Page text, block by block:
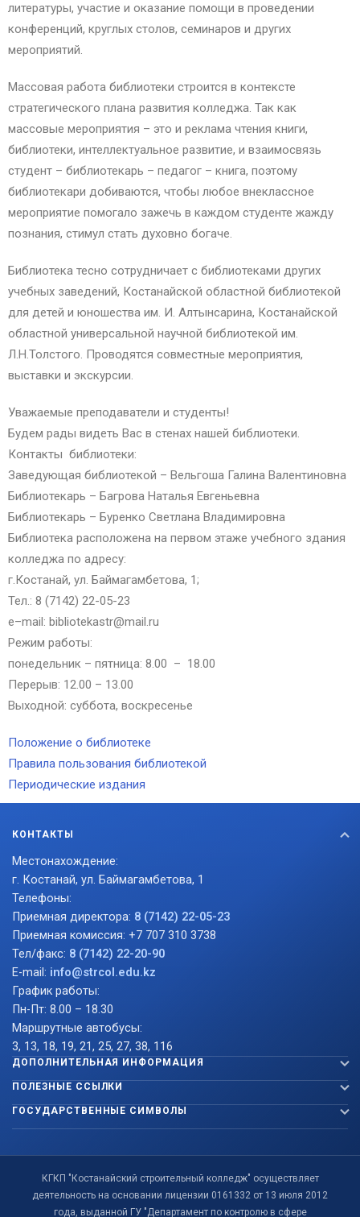
литературы, участие и оказание помощи в проведении
конференций, круглых столов, семинаров и других
мероприятий.
Массовая работа библиотеки строится в контексте
стратегического плана развития колледжа. Так как
массовые мероприятия – это и реклама чтения книги,
библиотеки, интеллектуальное развитие, и взаимосвязь
студент – библиотекарь – педагог – книга, поэтому
библиотекари добиваются, чтобы любое внеклассное
мероприятие помогало зажечь в каждом студенте жажду
познания, стимул стать духовно богаче.
Библиотека тесно сотрудничает с библиотеками других
учебных заведений, Костанайской областной библиотекой
для детей и юношества им. И. Алтынсарина, Костанайской
областной универсальной научной библиотекой им.
Л.Н.Толстого. Проводятся совместные мероприятия,
выставки и экскурсии.
Уважаемые преподаватели и студенты!
Будем рады видеть Вас в стенах нашей библиотеки.
Контакты библиотеки:
Заведующая библиотекой – Вельгоша Галина Валентиновна
Библиотекарь – Багрова Наталья Евгеньевна
Библиотекарь – Буренко Светлана Владимировна
Библиотека расположена на первом этаже учебного здания
колледжа по адресу:
г.Костанай, ул. Баймагамбетова, 1;
Тел.: 8 (7142) 22-05-23
e–mail: bibliotekastr@mail.ru
Режим работы:
понедельник – пятница: 8.00 – 18.00
Перерыв: 12.00 – 13.00
Выходной: суббота, воскресенье
Положение о библиотеке
Правила пользования библиотекой
Периодические издания
КОНТАКТЫ
Местонахождение:
г. Костанай, ул. Баймагамбетова, 1
Телефоны:
Приемная директора: 8 (7142) 22-05-23
Приемная комиссия: +7 707 310 3738
Тел/факс: 8 (7142) 22-20-90
E-mail: info@strcol.edu.kz
График работы:
Пн-Пт: 8.00 – 18.30
Маршрутные автобусы:
3, 13, 18, 19, 21, 25, 27, 38, 116
ДОПОЛНИТЕЛЬНАЯ ИНФОРМАЦИЯ
ПОЛЕЗНЫЕ ССЫЛКИ
ГОСУДАРСТВЕННЫЕ СИМВОЛЫ
КГКП "Костанайский строительный колледж" осуществляет
деятельность на основании лицензии 0161332 от 13 июля 2012
года, выданной ГУ "Департамент по контролю в сфере